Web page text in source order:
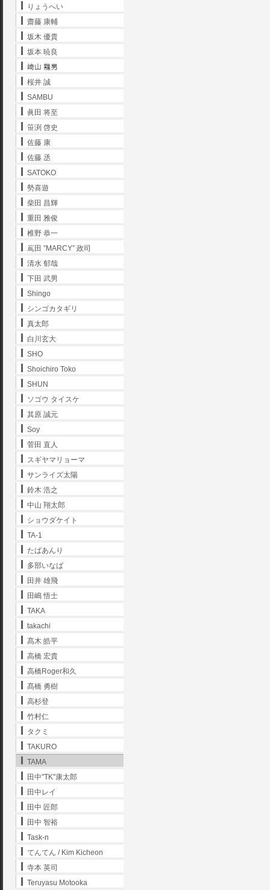
りょうへい
齋藤 康輔
坂木 優貴
坂本 暁良
﨑山 龍男
桜井 誠
SAMBU
眞田 将至
笹渕 啓史
佐藤 康
佐藤 丞
SATOKO
勢喜遊
柴田 昌輝
重田 雅俊
椎野 恭一
嶌田 ”MARCY” 政司
清水 郁哉
下田 武男
Shingo
シンゴカタギリ
真太郎
白川玄大
SHO
Shoichiro Toko
SHUN
ソゴウ タイスケ
其原 誠元
Soy
菅田 直人
スギヤマリョーマ
サンライズ太陽
鈴木 浩之
中山 翔太郎
ショウダケイト
TA-1
たばあんり
多部いなば
田井 雄飛
田嶋 悟士
TAKA
takachi
髙木 皓平
高橋 宏貴
高橋Roger和久
髙橋 勇樹
高杉登
竹村仁
タクミ
TAKURO
TAMA
田中"TK"康太郎
田中レイ
田中 匠郎
田中 智裕
Task-n
てんてん / Kim Kicheon
寺本 英司
Teruyasu Motooka